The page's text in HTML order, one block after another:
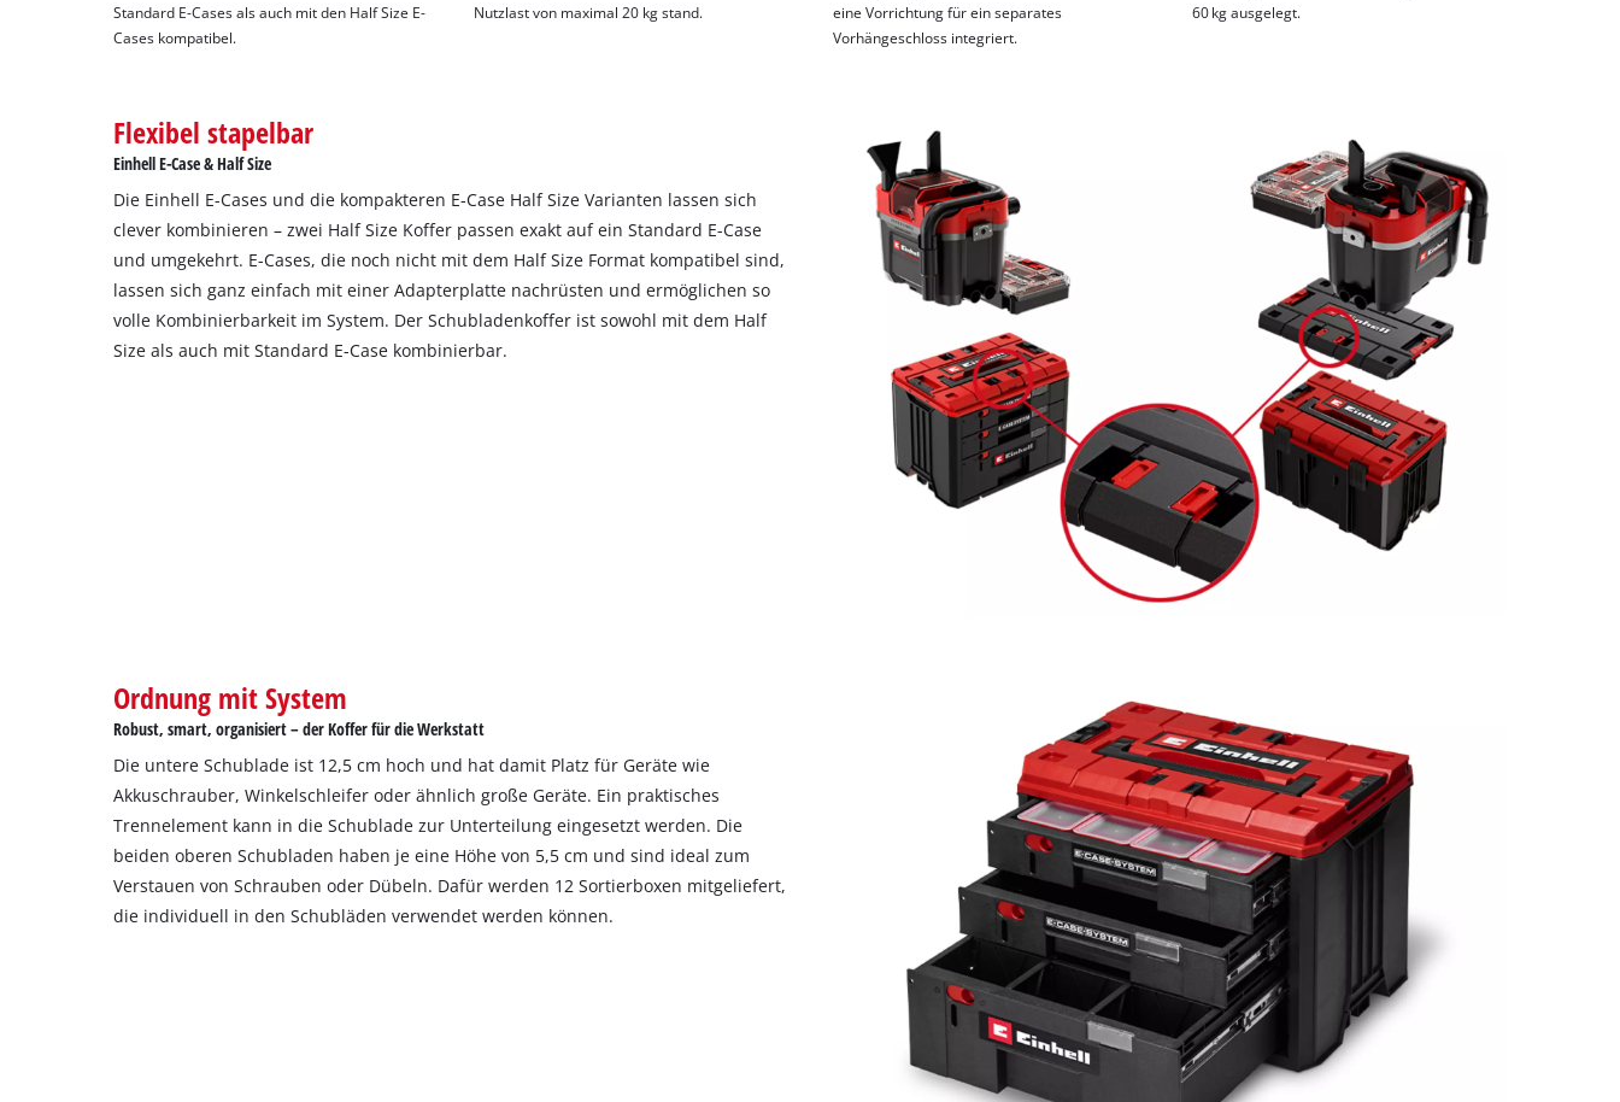
Standard E-Cases als auch mit den Half Size E-
Cases kompatibel.
Nutzlast von maximal 20 kg stand.
eine Vorrichtung für ein separates
Vorhängeschloss integriert.
60 kg ausgelegt.
Flexibel stapelbar
Einhell E-Case & Half Size
Die Einhell E-Cases und die kompakteren E-Case Half Size Varianten lassen sich
clever kombinieren – zwei Half Size Koffer passen exakt auf ein Standard E-Case
und umgekehrt. E-Cases, die noch nicht mit dem Half Size Format kompatibel sind,
lassen sich ganz einfach mit einer Adapterplatte nachrüsten und ermöglichen so
volle Kombinierbarkeit im System. Der Schubladenkoffer ist sowohl mit dem Half
Size als auch mit Standard E-Case kombinierbar.
Ordnung mit System
Robust, smart, organisiert – der Koffer für die Werkstatt
Die untere Schublade ist 12,5 cm hoch und hat damit Platz für Geräte wie
Akkuschrauber, Winkelschleifer oder ähnlich große Geräte. Ein praktisches
Trennelement kann in die Schublade zur Unterteilung eingesetzt werden. Die
beiden oberen Schubladen haben je eine Höhe von 5,5 cm und sind ideal zum
Verstauen von Schrauben oder Dübeln. Dafür werden 12 Sortierboxen mitgeliefert,
die individuell in den Schubläden verwendet werden können.